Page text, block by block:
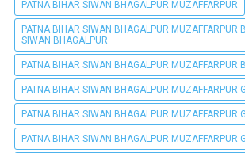
PATNA BIHAR SIWAN BHAGALPUR MUZAFFARPUR
PATNA BIHAR SIWAN BHAGALPUR MUZAFFARPUR
SIWAN BHAGALPUR
PATNA BIHAR SIWAN BHAGALPUR MUZAFFARPUR
PATNA BIHAR SIWAN BHAGALPUR MUZAFFARPUR
PATNA BIHAR SIWAN BHAGALPUR MUZAFFARPUR
PATNA BIHAR SIWAN BHAGALPUR MUZAFFARPUR